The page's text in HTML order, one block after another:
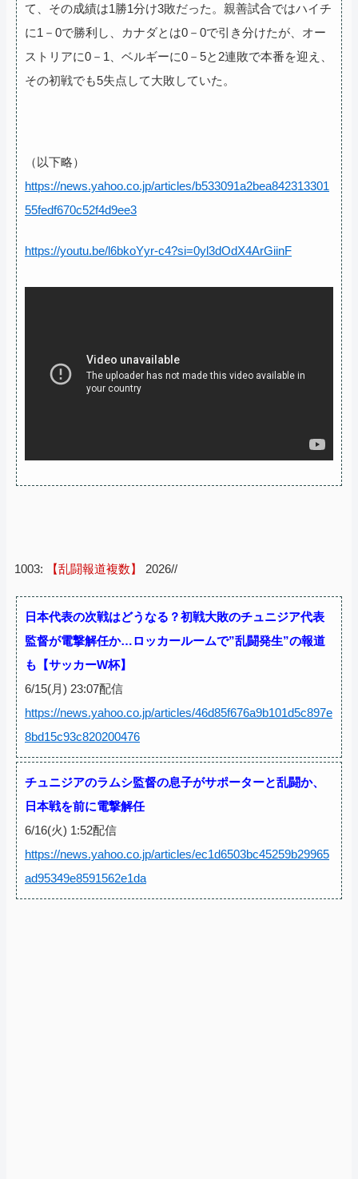
て、その成績は1勝1分け3敗だった。親善試合ではハイチ
に1－0で勝利し、カナダとは0－0で引き分けたが、オー
ストリアに0－1、ベルギーに0－5と2連敗で本番を迎え、
その初戦でも5失点して大敗していた。
（以下略）
https://news.yahoo.co.jp/articles/b533091a2bea842313301
55fedf670c52f4d9ee3
https://youtu.be/l6bkoYyr-c4?si=0yl3dOdX4ArGiinF
1003: 【乱闘報道複数】 2026//
日本代表の次戦はどうなる？初戦大敗のチュニジア代表
監督が電撃解任か…ロッカールームで”乱闘発生”の報道
も【サッカーW杯】
6/15(月) 23:07配信
https://news.yahoo.co.jp/articles/46d85f676a9b101d5c897e
8bd15c93c820200476
チュニジアのラムシ監督の息子がサポーターと乱闘か、
日本戦を前に電撃解任
6/16(火) 1:52配信
https://news.yahoo.co.jp/articles/ec1d6503bc45259b29965
ad95349e8591562e1da